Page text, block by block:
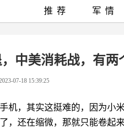
中美消耗战，有两
07-18 15:39:25
机，其实这挺难的，因为小
，还在缩微，那就只能卷起
推荐 军情